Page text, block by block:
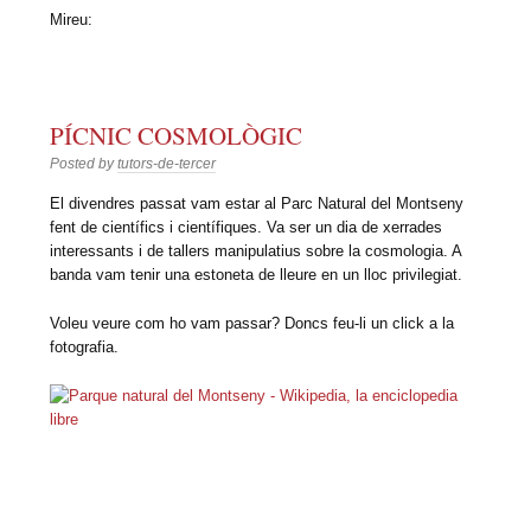
Mireu:
PÍCNIC COSMOLÒGIC
Posted bytutors-de-tercer
El divendres passat vam estar al Parc Natural del Montseny
fent de científics i científiques. Va ser un dia de xerrades
interessants i de tallers manipulatius sobre la cosmologia. A
banda vam tenir una estoneta de lleure en un lloc privilegiat.
Voleu veure com ho vam passar? Doncs feu-li un click a la
fotografia.